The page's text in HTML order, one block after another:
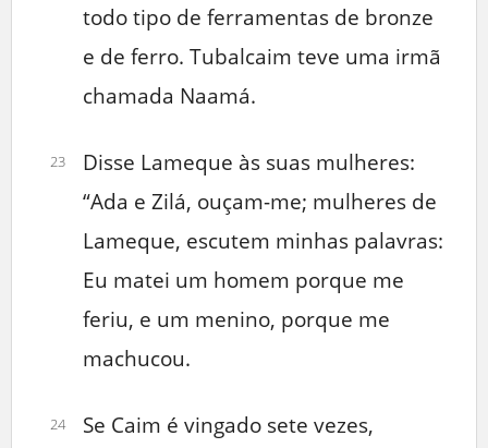
todo tipo de ferramentas de bronze
e de ferro. Tubalcaim teve uma irmã
chamada Naamá.
23
Disse Lameque às suas mulheres:
“Ada e Zilá, ouçam-me; mulheres de
Lameque, escutem minhas palavras:
Eu matei um homem porque me
feriu, e um menino, porque me
machucou.
24
Se Caim é vingado sete vezes,